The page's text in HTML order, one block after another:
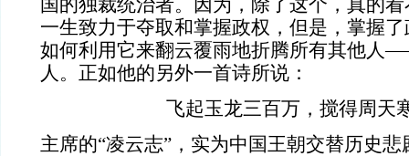
国的独裁统治者。因为，除了这个，真的
一生致力于夺取和掌握政权，但是，掌握
如何利用它来翻云覆雨地折腾所有其他人
人。正如他的另外一首诗所说：
飞起玉龙三百万，搅得周天
主席的“凌云志”，实为中国王朝交替历史